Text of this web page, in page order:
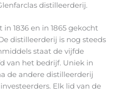
distilleerderij.
1836 en in 1865 gekocht
distilleerderij is nog steeds
staat de vijfde
van het bedrijf. Uniek in
de andere distilleerderij
Elk lid van de